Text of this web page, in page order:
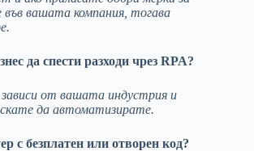
вашата компания, тогава
да спести разходи чрез RPA?
от вашата индустрия и
да автоматизирате.
с безплатен или отворен код?